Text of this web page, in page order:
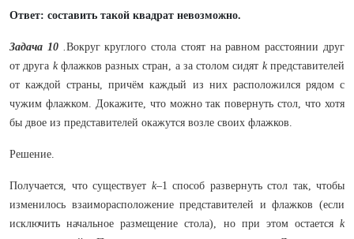
Ответ: составить такой квадрат невозможно.
Задача 10. Вокруг круглого стола стоят на равном расстоянии друг
от друга kфлажков разных стран, а за столом сидят kпредставителей
от каждой страны, причём каждый из них расположился рядом с
чужим флажком. Докажите, что можно так повернуть стол, что хотя
бы двое из представителей окажутся возле своих флажков.
Решение.
Получается, что существует k–1 способ развернуть стол так, чтобы
изменилось взаиморасположение представителей и флажков (если
исключить начальное размещение стола), но при этом остается k